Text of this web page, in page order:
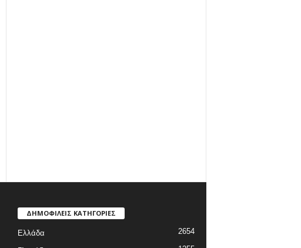
ΔΗΜΟΦΙΛΕΙΣ ΚΑΤΗΓΟΡΙΕΣ
Ελλάδα 2654